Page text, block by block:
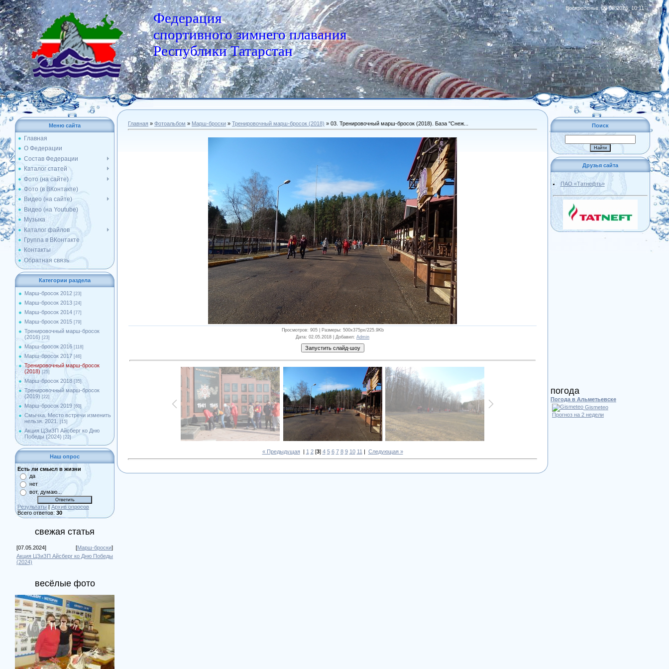
Федерация
спортивного зимнего плавания
Республики Татарстан
Воскресенье, 09.08.2026, 10:11
|RSS
Меню сайта
Главная
О Федерации
Состав Федерации
Каталог статей
Фото (на сайте)
Фото (в ВКонтакте)
Видео (на сайте)
Видео (на Youtube)
Музыка
Каталог файлов
Группа в ВКонтакте
Контакты
Обратная связь
Категории раздела
Марш-бросок 2012 [23]
Марш-бросок 2013 [24]
Марш-бросок 2014 [77]
Марш-бросок 2015 [79]
Тренировочный марш-бросок
(2016) [23]
Марш-бросок 2016 [118]
Марш-бросок 2017 [46]
Тренировочный марш-бросок
(2018) [25]
Марш-бросок 2018 [35]
Тренировочный марш-бросок
(2019) [22]
Марш-бросок 2019 [60]
Смычка. Место встречи изменить
нельзя. 2021.
[15]
Акция ЦЗиЗП Айсберг ко Дню
Победы (2024) [22]
Наш опрос
Есть ли смысл в жизни
да
нет
вот, думаю...
Результаты | Архив опросов
Всего ответов: 30
свежая статья
[07.05.2024] [Марш-броски]
Акция ЦЗиЗП Айсберг ко Дню Победы
(2024)
весёлые фото
Главная » Фотоальбом » Марш-броски » Тренировочный марш-бросок (2018) » 03. Тренировочный марш-бросок (2018). База ''Снеж...
Просмотров: 905 | Размеры: 500x375px/225.9Kb
Дата: 02.05.2018 | Добавил: Admin
« Предыдущая| 1 2[3] 4 5 6 7 8 9 10 11 | Следующая »
Поиск
Друзья сайта
ПАО «Татнефть»
погода
Погода в Альметьевске
Gismeteo
Прогноз на 2 недели